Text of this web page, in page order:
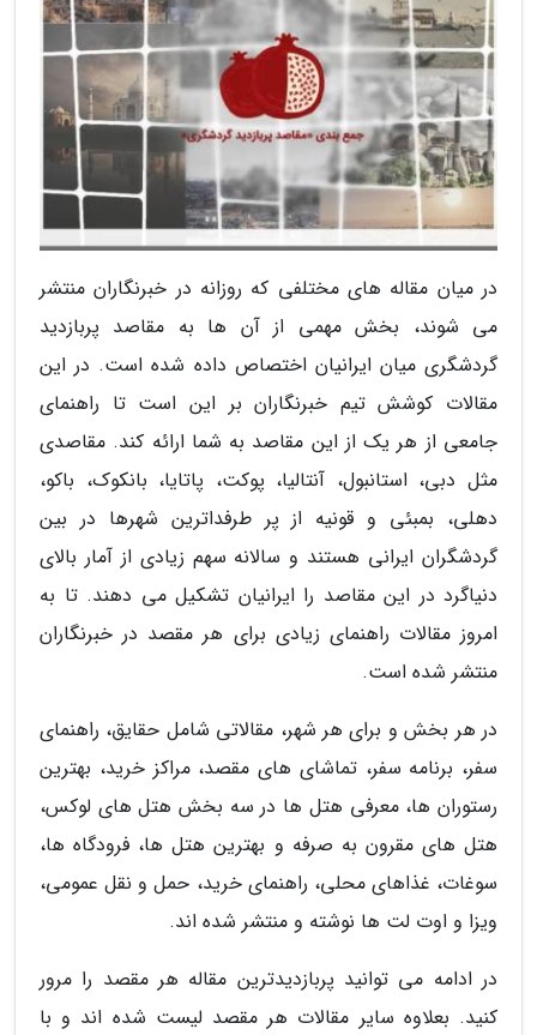
در میان مقاله های مختلفی که روزانه در خبرنگاران منتشر
می شوند، بخش مهمی از آن ها به مقاصد پربازدید
گردشگری میان ایرانیان اختصاص داده شده است. در این
مقالات کوشش تیم خبرنگاران بر این است تا راهنمای
جامعی از هر یک از این مقاصد به شما ارائه کند. مقاصدی
مثل دبی، استانبول، آنتالیا، پوکت، پاتایا، بانکوک، باکو،
دهلی، بمبئی و قونیه از پر طرفداترین شهرها در بین
گردشگران ایرانی هستند و سالانه سهم زیادی از آمار بالای
دنیاگرد در این مقاصد را ایرانیان تشکیل می دهند. تا به
امروز مقالات راهنمای زیادی برای هر مقصد در خبرنگاران
منتشر شده است.
در هر بخش و برای هر شهر، مقالاتی شامل حقایق، راهنمای
سفر، برنامه سفر، تماشای های مقصد، مراکز خرید، بهترین
رستوران ها، معرفی هتل ها در سه بخش هتل های لوکس،
هتل های مقرون به صرفه و بهترین هتل ها، فرودگاه ها،
سوغات، غذاهای محلی، راهنمای خرید، حمل و نقل عمومی،
ویزا و اوت لت ها نوشته و منتشر شده اند.
در ادامه می توانید پربازدیدترین مقاله هر مقصد را مرور
کنید. بعلاوه سایر مقالات هر مقصد لیست شده اند و با